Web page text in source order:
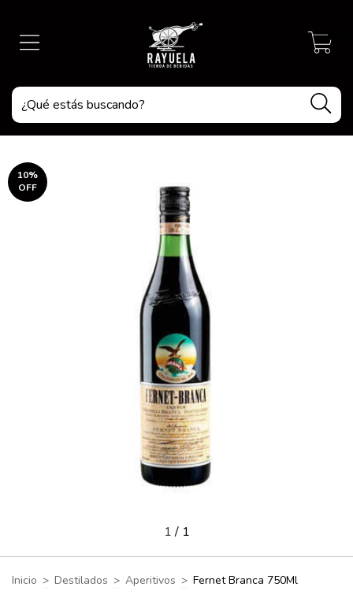
10%
OFF
1/ 1
Inicio > Destilados > Aperitivos > Fernet Branca 750Ml